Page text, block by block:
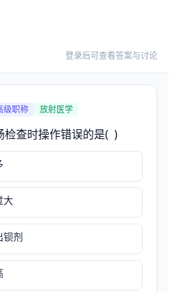
登录后可查看答案与讨论
级职称 放射医学
查时操作错误的是(  )
大
钡剂